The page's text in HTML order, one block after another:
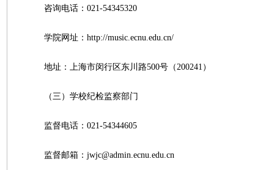
咨询电话：021-54345320
学院网址：http://music.ecnu.edu.cn/
地址：上海市闵行区东川路500号（200241）
（三）学校纪检监察部门
监督电话：021-54344605
监督邮箱：jwjc@admin.ecnu.edu.cn